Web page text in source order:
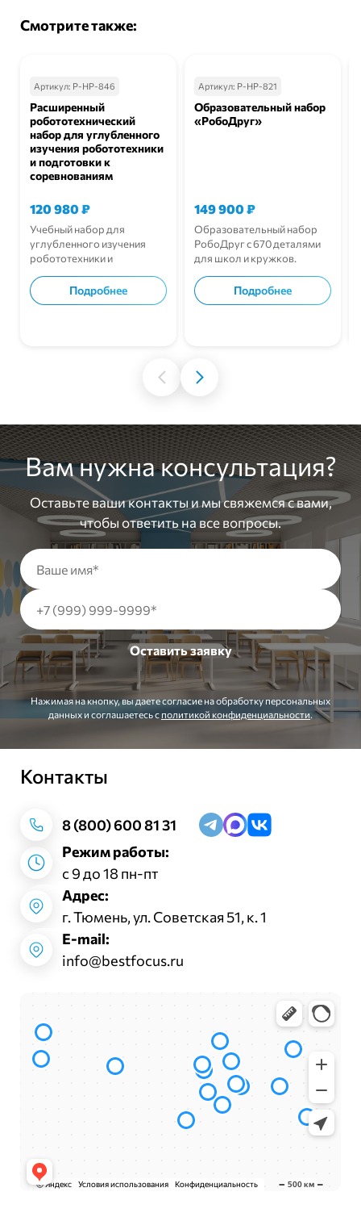
Смотрите также:
Артикул: Р-НР-846
Расширенный
робототехнический
набор для углубленного
изучения робототехники
и подготовки к
соревнованиям
120 980₽
Учебный набор для
углубленного изучения
робототехники и
соревнованиям.
Подробнее
Артикул: Р-НР-821
Образовательный набор
«РобоДруг»
149 900₽
Образовательный набор
РобоДруг с 670 деталями
для школ и кружков.
Подробнее
Вам нужна консультация?
Оставьте ваши контакты и мы свяжемся с вами,
чтобы ответить на все вопросы.
Нажимая на кнопку, вы даете согласие на обработку персональных
данных и соглашаетесь c политикой конфиденциальности.
Контакты
8 (800) 600 81 31
Режим работы:
с 9 до 18 пн-пт
Адрес:
г. Тюмень, ул. Советская 51, к. 1
E-mail:
info@bestfocus.ru